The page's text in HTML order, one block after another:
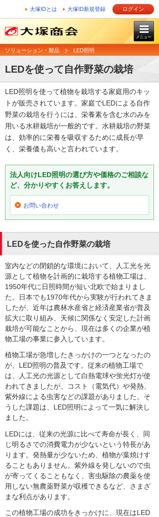
大塚IDとは 大塚ID新規登録 ログイン
メニュー
ソリューション・製品 LED照明
LEDを使って自作野菜の栽培
LED照明を使って植物を栽培する家庭用のキッ
トが販売されています。家庭でLEDによる自作
野菜の栽培を行うには、栄養素を含む水のみを
用いる水耕栽培が一般的です。水耕栽培の野菜
は、効率的に栄養を吸収するために成長が早
く、栄養価も高いと言われています。
法人向けLED照明の選び方や価格のご相談な
ど、分かりやすくお答えします。
お問い合わせ
LEDを使った自作野菜の栽培
室内などの閉鎖的な環境において、人工光を光
源として植物を計画的に栽培する植物工場は、
1950年代に日照時間が短い北欧で始まりまし
た。日本でも1970年代から実験が行われてきま
したが、近年は農林水産省と経済産業省が普及
拡大に取り組み、天候に関係なく安定した計画
栽培が可能なことから、現在は多くの企業が植
物工場の事業に参入しています。
植物工場が急増したきっかけの一つとなったの
が、LED照明の普及です。従来の植物工場で
は、人工光の光源として白熱電球や蛍光灯が使
われてきましたが、コスト（電気代）や発熱、
紫外線による虫害などの課題がありました。そ
うした課題は、LED照明によって一気に解決し
ました。
LEDには、従来の光源に比べて寿命が長く、同
じ明るさでの消費電力が少ないという特長があ
ります。発熱量が少ないため、植物が葉焼けす
ることもありません。紫外線を発しないので虫
が寄ってくることもなく、害虫駆除の農薬を使
用しない無農薬野菜が収穫できるなど、さまざ
まな利点があります。
この植物工場の成功をきっかけに、現在はLED